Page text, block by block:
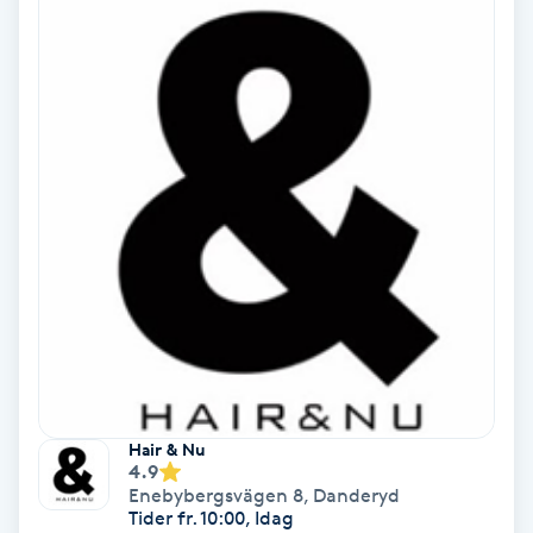
Skäggklippning
Skäggtrimmning
Slingor
Sockring
Hair & Nu
4.9
Enebybergsvägen 8, Danderyd
Tider fr. 10:00, Idag